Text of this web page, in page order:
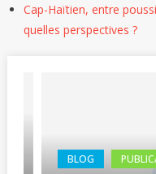
Cap-Haïtien, entre
quelles perspectives ?
BLOG